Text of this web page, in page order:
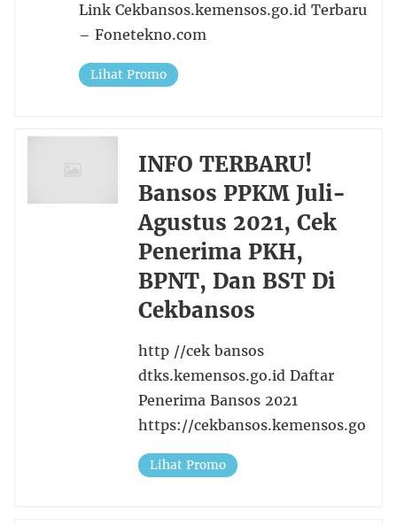
Link Cekbansos.kemensos.go.id Terbaru
– Fonetekno.com
Lihat Promo
INFO TERBARU!
Bansos PPKM Juli-
Agustus 2021, Cek
Penerima PKH,
BPNT, Dan BST Di
Cekbansos
http //cek bansos
dtks.kemensos.go.id Daftar
Penerima Bansos 2021
https://cekbansos.kemensos.go
Lihat Promo